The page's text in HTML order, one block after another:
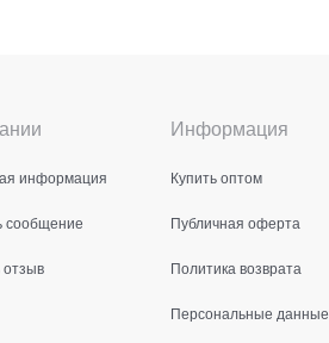
информация
сообщение
отзыв
Информация
Купить оптом
Публичная оферта
Политика возврата
Персональные данные